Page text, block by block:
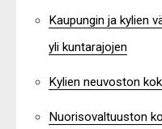
Kaupungin ja kylien
yli kuntarajojen
Kylien neuvoston
Nuorisovaltuuston